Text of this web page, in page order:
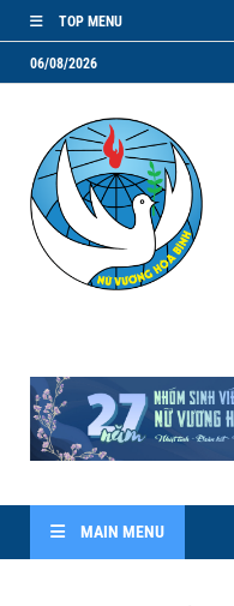
TOP MENU
06/08/2026
MAIN MENU